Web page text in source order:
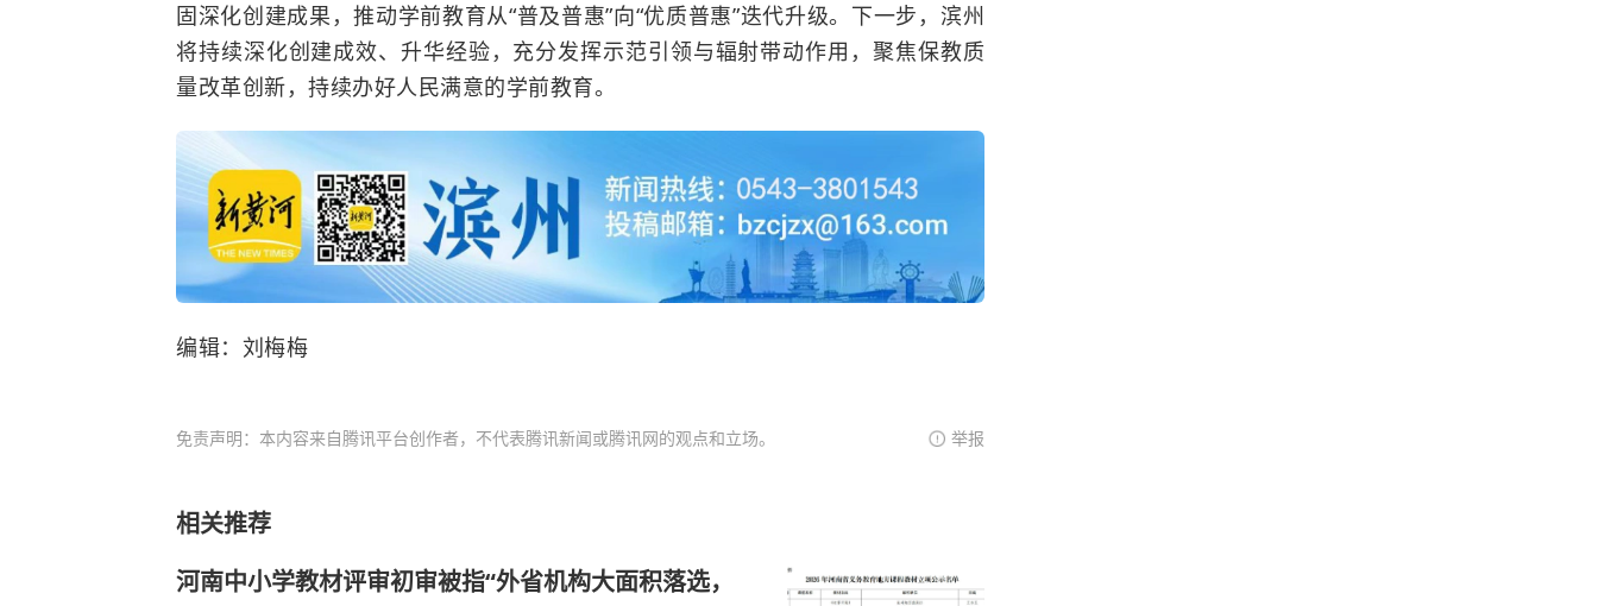
固深化创建成果，推动学前教育从“普及普惠”向“优质普惠”迭代升级。下一步，滨州
将持续深化创建成效、升华经验，充分发挥示范引领与辐射带动作用，聚焦保教质
量改革创新，持续办好人民满意的学前教育。
编辑：刘梅梅
免责声明：本内容来自腾讯平台创作者，不代表腾讯新闻或腾讯网的观点和立场。 举报
相关推荐
河南中小学教材评审初审被指“外省机构大面积落选，